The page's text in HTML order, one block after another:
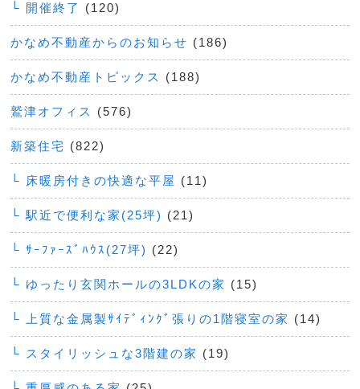
└ 開催終了 (120)
かなめ不動産からのお知らせ (186)
かなめ不動産トピックス (188)
鷲津オフィス (576)
新築住宅 (822)
└ 床暖房付きの快適な平屋 (11)
└ 駅近で便利な家(25坪) (21)
└ ｻｰﾌｧｰｽﾞﾊｳｽ(27坪) (22)
└ ゆったり玄関ホールの3LDKの家 (15)
└ 上質な金属製ｻｲﾃﾞｨﾝｸﾞ張りの1階寝室の家 (14)
└ スタイリッシュな3階建の家 (19)